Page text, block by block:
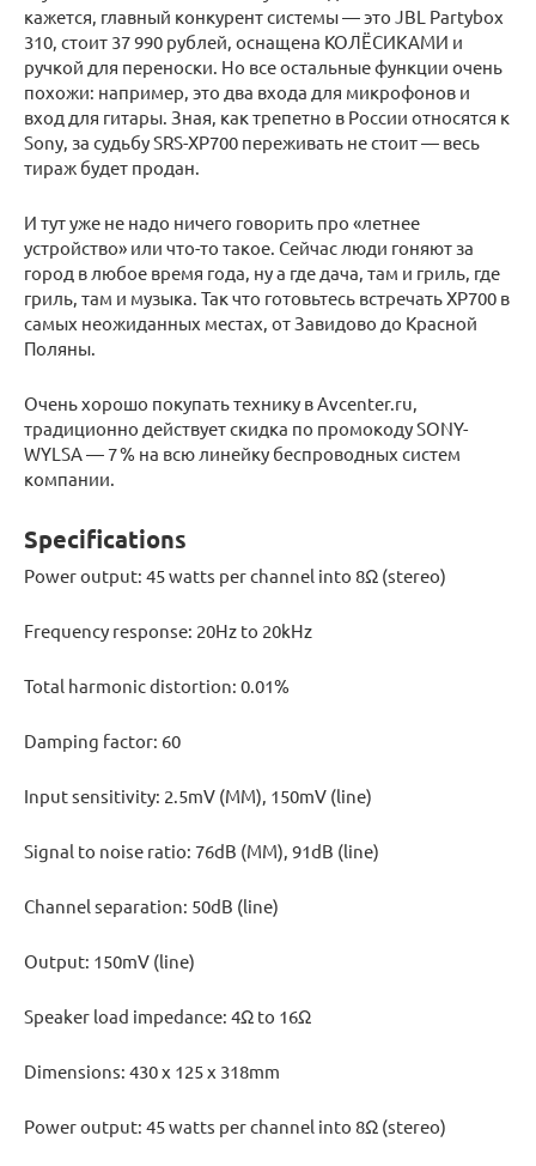
кажется, главный конкурент системы — это JBL Partybox
310, стоит 37 990 рублей, оснащена КОЛЁСИКАМИ и
ручкой для переноски. Но все остальные функции очень
похожи: например, это два входа для микрофонов и
вход для гитары. Зная, как трепетно в России относятся к
Sony, за судьбу SRS-XP700 переживать не стоит — весь
тираж будет продан.
И тут уже не надо ничего говорить про «летнее
устройство» или что-то такое. Сейчас люди гоняют за
город в любое время года, ну а где дача, там и гриль, где
гриль, там и музыка. Так что готовьтесь встречать XP700 в
самых неожиданных местах, от Завидово до Красной
Поляны.
Очень хорошо покупать технику в Avcenter.ru,
традиционно действует скидка по промокоду SONY-
WYLSA — 7 % на всю линейку беспроводных систем
компании.
Specifications
Power output: 45 watts per channel into 8Ω (stereo)
Frequency response: 20Hz to 20kHz
Total harmonic distortion: 0.01%
Damping factor: 60
Input sensitivity: 2.5mV (MM), 150mV (line)
Signal to noise ratio: 76dB (MM), 91dB (line)
Channel separation: 50dB (line)
Output: 150mV (line)
Speaker load impedance: 4Ω to 16Ω
Dimensions: 430 x 125 x 318mm
Power output: 45 watts per channel into 8Ω (stereo)